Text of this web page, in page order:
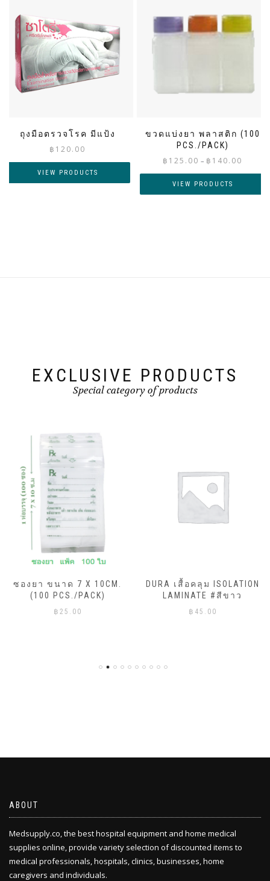
ถุงมือตรวจโรค มีแป้ง
฿ 120.00
VIEW PRODUCTS
ขวดแบ่งยา พลาสติก (100
PCS./PACK)
฿ 125.00 – ฿ 140.00
through
VIEW PRODUCTS
EXCLUSIVE PRODUCTS
Special category of products
ซองยา ขนาด 7 X 10CM.
(100 PCS./PACK)
฿ 25.00
DURA เสื้อคลุม ISOLATION
LAMINATE #สีขาว
฿ 45.00
ABOUT
Medsupply.co, the best hospital equipment and home medical
supplies online, provide variety selection of discounted items to
medical professionals, hospitals, clinics, businesses, home
caregivers and individuals.